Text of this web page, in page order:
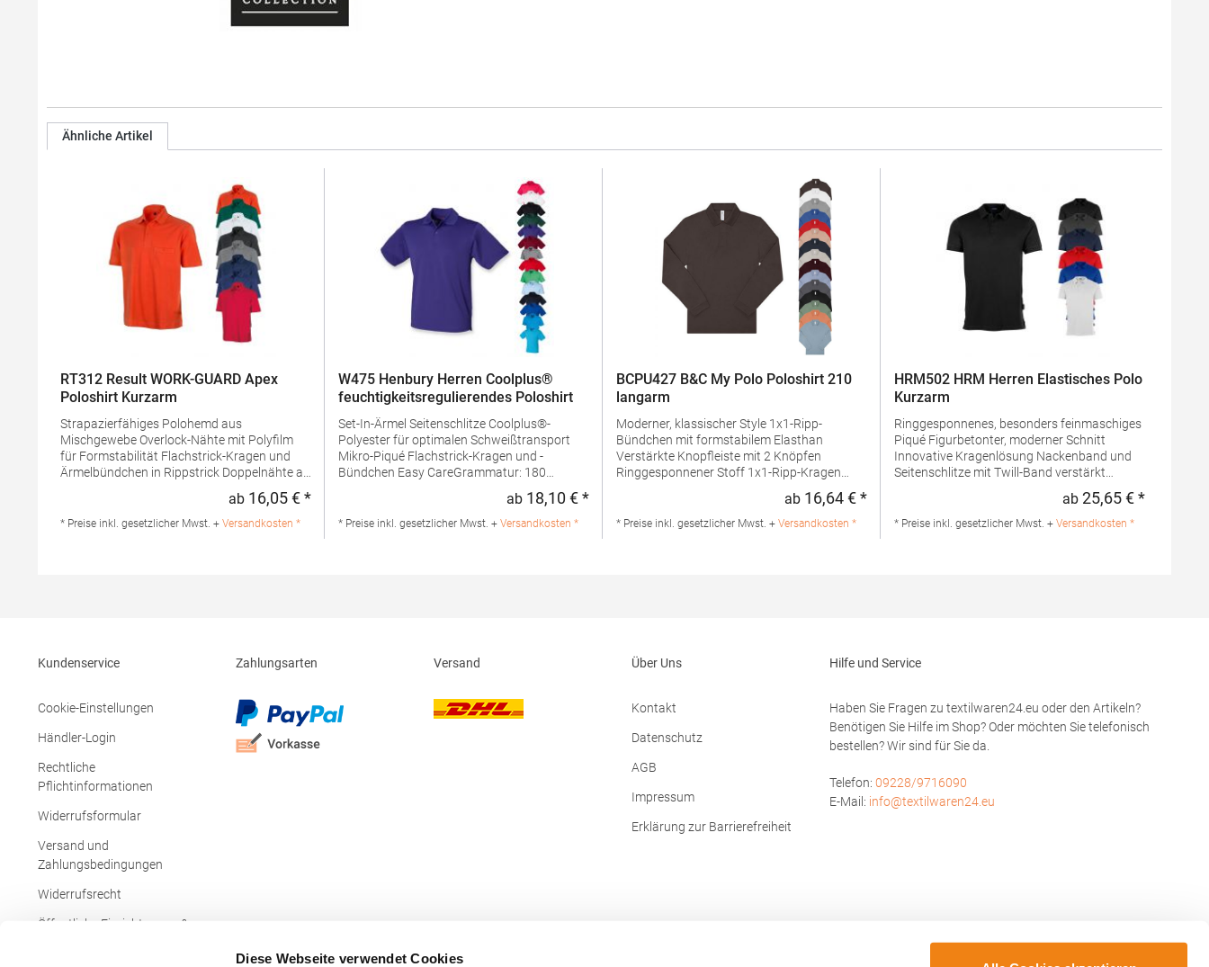
Diese Webseite verwendet Cookies
Ähnliche Artikel
RT312 Result WORK-GUARD Apex
Poloshirt Kurzarm
Strapazierfähiges Polohemd aus
Mischgewebe Overlock-Nähte mit Polyfilm
für Formstabilität Flachstrick-Kragen und
Ärmelbündchen in Rippstrick Doppelnähte an
Kragen für die einfache
Taschenbeutel innen für einfache Veredelung
g/m²Materialzusammensetzung: 50%
Polyester / 50% BaumwolleAngaben zur
Produktsicherheit: Herst.-Nr.:
R312XHersteller: Result Clothing Ltd.
Narcisova 1 821 01 Bratislava Slowakei E-
Mail: sales@resultclothing.com
Regulärer Preis:
ab 16,05 € *
* Preise inkl. gesetzlicher Mwst. + Versandkosten *
W475 Henbury Herren Coolplus®
feuchtigkeitsregulierendes Poloshirt
Set-In-Ärmel Seitenschlitze Coolplus®-
Polyester für optimalen Schweißtransport
Mikro-Piqué Flachstrick-Kragen und -
Bündchen Easy CareGrammatur: 180
Produktsicherheit: Herst.-Nr.: H475Hersteller:
Regulärer Preis:
ab 18,10 € *
* Preise inkl. gesetzlicher Mwst. + Versandkosten *
BCPU427 B&C My Polo Poloshirt 210
langarm
Moderner, klassischer Style 1x1-Ripp-
Bündchen mit formstabilem Elasthan
Verstärkte Knopfleiste mit 2 Knöpfen
Ringgesponnener Stoff 1x1-Ripp-Kragen
und Seitenschlitze mit hochwertigem
Fischgrätband Feines Piqué Farblich
/ 20% Polyester)Angaben zur
Richelle 161 Waterloo Office Park Building O,
box 5 1410 Waterloo Belgien E-Mail:
Regulärer Preis:
ab 16,64 € *
* Preise inkl. gesetzlicher Mwst. + Versandkosten *
HRM502 HRM Herren Elastisches Polo
Kurzarm
Ringgesponnenes, besonders feinmaschiges
Piqué Figurbetonter, moderner Schnitt
Innovative Kragenlösung Nackenband und
Seitenschlitze mit Twill-Band verstärkt
Ton) Ersatzknopf Einlaufvorbehandelt und
Regulärer
ab 25,65 € *
* Preise inkl. gesetzlicher Mwst. + Versandkosten *
Kundenservice
Cookie-Einstellungen
Händler-Login
Rechtliche
Pflichtinformationen
Widerrufsformular
Versand und
Zahlungsbedingungen
Widerrufsrecht
Öffentliche Einrichtungen &
Zahlungsarten Versand Über Uns
Kontakt
Datenschutz
AGB
Impressum
Erklärung zur Barrierefreiheit
Hilfe und Service
Haben Sie Fragen zu textilwaren24.eu oder den Artikeln?
Benötigen Sie Hilfe im Shop? Oder möchten Sie telefonisch
bestellen? Wir sind für Sie da.
Telefon: 09228/9716090
E-Mail: info@textilwaren24.eu